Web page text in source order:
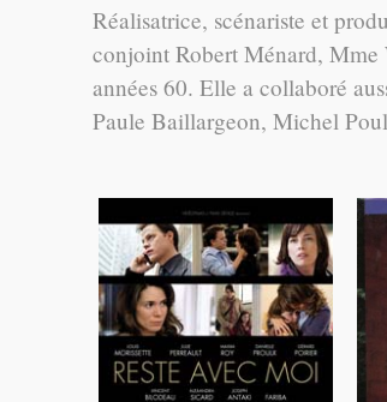
Réalisatrice, scénariste et
conjoint Robert Ménard, Mme
années 60. Elle a collaboré
Paule Baillargeon, Michel